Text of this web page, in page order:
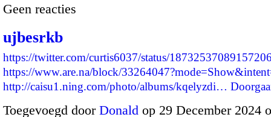
Geen reacties
ujbesrkb
https://twitter.com/curtis6037/status/
https://www.are.na/block/
http://caisu1.ning.com/photo/albums/kqelyzdi…
Toegevoegd door Donald op 29 December 2024